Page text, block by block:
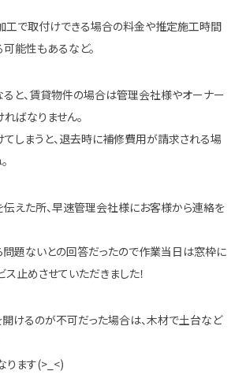
工で取付けできる場合の料金や推定施工時間
能性もあるなど。
と、賃貸物件の場合は管理会社様やオーナー
ばなりません。
しまうと、退去時に補修費用が請求される場
えた所、早速管理会社様にお客様から連絡を
問題ないとの回答だったので作業当日は窓枠に
止めさせていただきました！
けるのが不可だった場合は、木材で土台など
ります(>_<)